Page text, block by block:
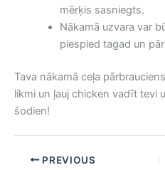
mērķis sasniegts.
Nākamā uzvara var
piespied tagad un
Tava nākamā ceļa
likmi un ļauj chicken vadīt tevi
šodien!
PREVIOUS